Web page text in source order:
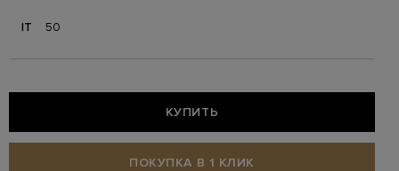
IT 50
КУПИТЬ
ПОКУПКА В 1 КЛИК